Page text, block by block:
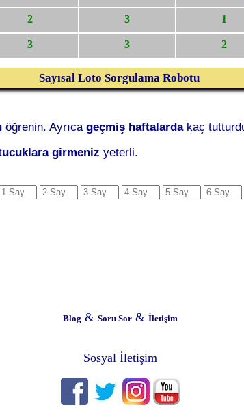
2 3 1
3 3 2
Sayısal Loto Sorgulama Robotu
öğrenin. Ayrıca geçmiş haftalardakaç
girmeniz yeterli.
Blog & Soru Sor & İletişim
Sosyal İletişim